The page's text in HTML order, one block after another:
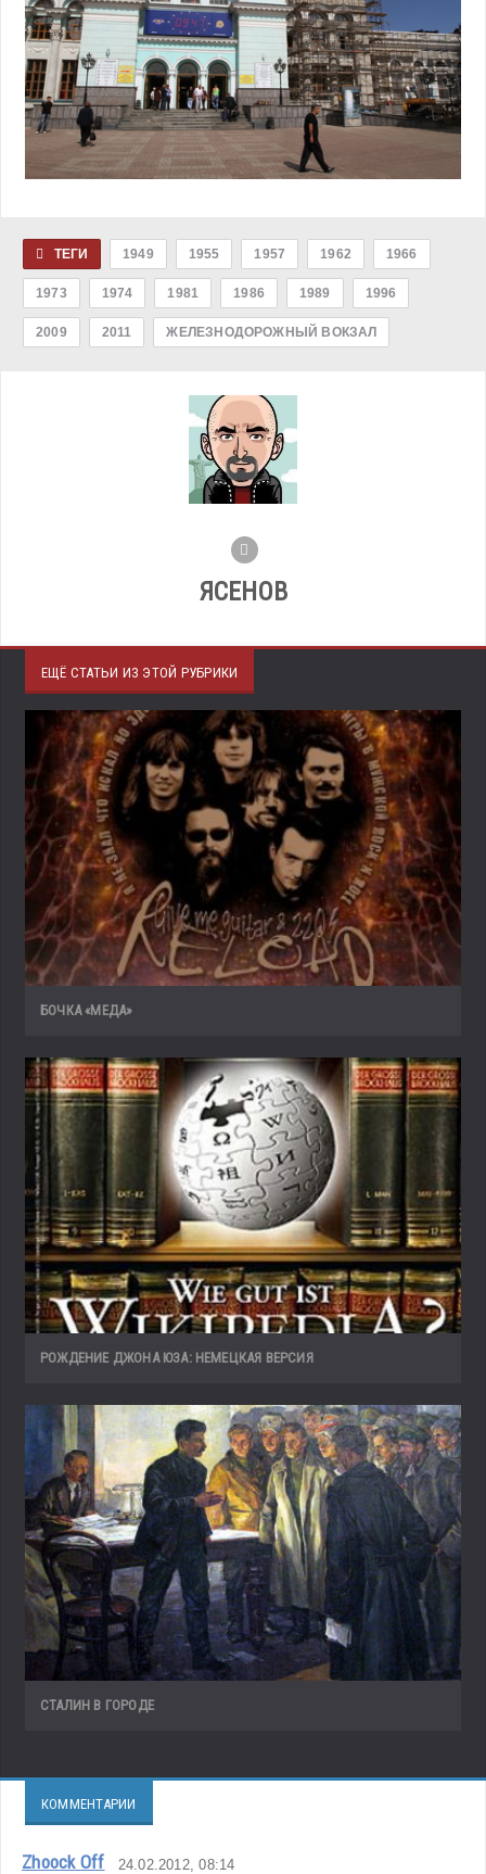
ТЕГИ 1949 1955 1957 1962 1966
1973 1974 1981 1986 1989 1996
2009 2011 ЖЕЛЕЗНОДОРОЖНЫЙ ВОКЗАЛ
ЯСЕНОВ
ЕЩЁ СТАТЬИ ИЗ ЭТОЙ РУБРИКИ
БОЧКА «МЕДА»
РОЖДЕНИЕ ДЖОНА ЮЗА: НЕМЕЦКАЯ ВЕРСИЯ
СТАЛИН В ГОРОДЕ
КОММЕНТАРИИ
Zhoock Off 24.02.2012, 08:14